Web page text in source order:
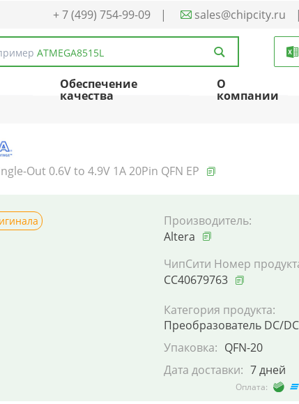
+ 7 (499) 754-99-09 | sales@chipcity.ru |
ATMEGA8515L
Обеспечение
качества
О
компании
Out 0.6V to 4.9V 1A 20Pin QFN EP
Производитель:
Altera
ЧипСити Номер
CC40679763
Категория продукта:
Преобразователь DC/DC
Упаковка: QFN-20
Дата доставки: 7 дней
Оплата: